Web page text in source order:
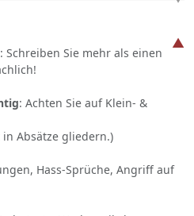
: Schreiben Sie mehr als einen
: Achten Sie auf Klein- &
Absätze gliedern.)
Hass-Sprüche, Angriff auf